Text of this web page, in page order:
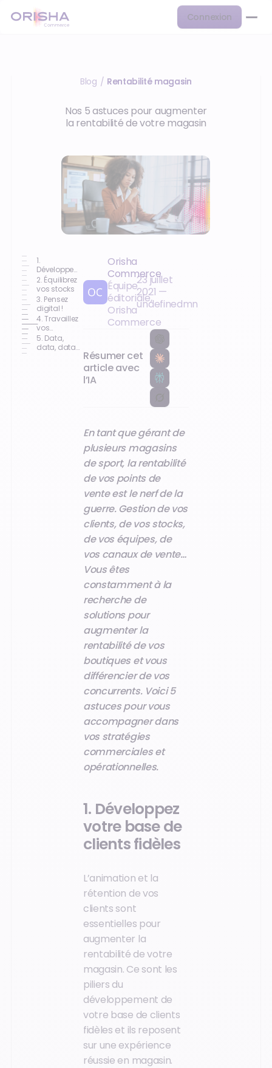
Connexion
Blog / Rentabilité magasin
Nos 5 astuces pour augmenter
la rentabilité de votre magasin
1.
Développez
votre base
de clients
fidèles
2. Équilibrez
vos stocks
3. Pensez
digital !
4. Travaillez
vos
relations
fournisseurs
5. Data,
data, data :
Orisha
Commerce
Équipe
éditoriale,
Orisha
Commerce
23 juillet
2021 —
undefinedmn
Résumer cet
article avec
l’IA
En tant que gérant de
plusieurs magasins
de sport, la rentabilité
de vos points de
vente est le nerf de la
guerre. Gestion de vos
clients, de vos stocks,
de vos équipes,de
vos canaux de vente…
Vous êtes
constamment à la
recherche de
solutions pour
augmenter la
rentabilité de vos
boutiques et vous
différencier de vos
concurrents. Voici 5
astuces pour vous
accompagner dans
vos stratégies
commerciales et
opérationnelles.
1. Développez
votre base de
clients fidèles
L’animation et la
rétention de vos
clients sont
essentielles pour
augmenter la
rentabilité de votre
magasin. Ce sont les
piliers du
développement de
votre base de clients
fidèles et ils reposent
sur une expérience
réussie en magasin.